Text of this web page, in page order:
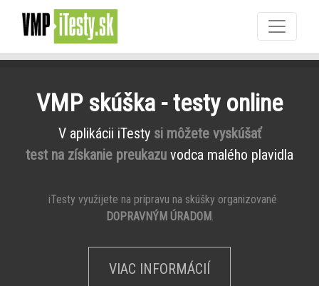
VMP skúška - testy online
V aplikácii iTesty si môžete vyskúšať
test na získanie preukazu vodca malého plavidla
iTesty využijete na prípravu na skúšky organizované
DOPRAVNÝM ÚRADOM.
VIAC INFORMÁCIÍ